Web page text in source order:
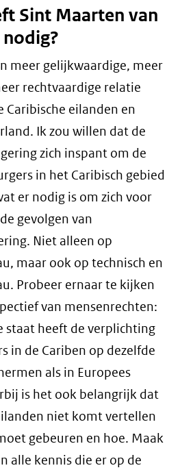
Sint Maarten van
meer gelijkwaardige, meer
rechtvaardige relatie
Caribische eilanden en
Ik zou willen dat de
zich inspant om de
in het Caribisch gebied
er nodig is om zich voor
gevolgen van
Niet alleen op
maar ook op technisch en
Probeer ernaar te kijken
van mensenrechten:
staat heeft de verplichting
in de Cariben op dezelfde
als in Europees
is het ook belangrijk dat
niet komt vertellen
gebeuren en hoe. Maak
alle kennis die er op de